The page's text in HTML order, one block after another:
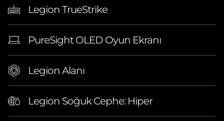
Legion TrueStrike
PureSight OLED Oyun Ekranı
Legion Alanı
Legion Soğuk Cephe: Hiper